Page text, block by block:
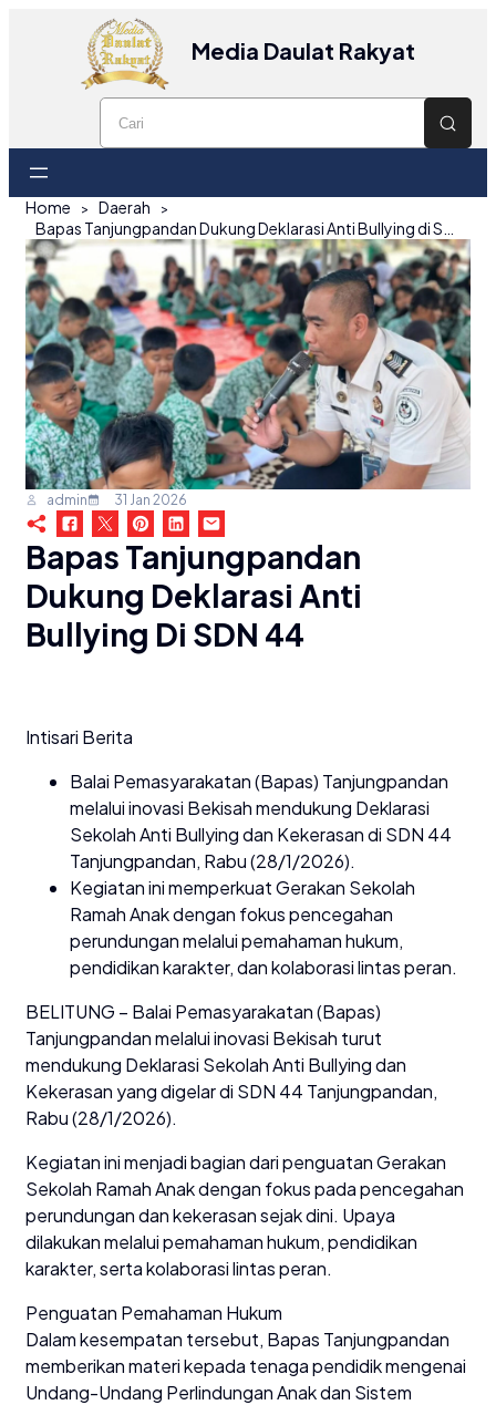
Media Daulat Rakyat
Home
Daerah
admin 31 Jan 2026
Bapas Tanjungpandan
Dukung Deklarasi Anti
Bullying Di SDN 44
Intisari Berita
Balai Pemasyarakatan (Bapas) Tanjungpandan
melalui inovasi Bekisah mendukung Deklarasi
Sekolah Anti Bullying dan Kekerasan di SDN 44
Tanjungpandan, Rabu (28/1/2026).
Kegiatan ini memperkuat Gerakan Sekolah
Ramah Anak dengan fokus pencegahan
perundungan melalui pemahaman hukum,
pendidikan karakter, dan kolaborasi lintas peran.
BELITUNG – Balai Pemasyarakatan (Bapas)
Tanjungpandan melalui inovasi Bekisah turut
mendukung Deklarasi Sekolah Anti Bullying dan
Kekerasan yang digelar di SDN 44 Tanjungpandan,
Rabu (28/1/2026).
Kegiatan ini menjadi bagian dari penguatan Gerakan
Sekolah Ramah Anak dengan fokus pada pencegahan
perundungan dan kekerasan sejak dini. Upaya
dilakukan melalui pemahaman hukum, pendidikan
karakter, serta kolaborasi lintas peran.
Penguatan Pemahaman Hukum
Dalam kesempatan tersebut, Bapas Tanjungpandan
memberikan materi kepada tenaga pendidik mengenai
Undang-Undang Perlindungan Anak dan Sistem